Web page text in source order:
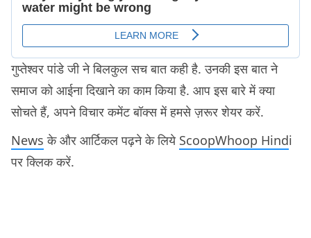
गुप्तेश्वर पांडे जी ने बिलकुल सच बात कही है. उनकी इस बात ने
समाज को आईना दिखाने का काम किया है. आप इस बारे में क्या
सोचते हैं, अपने विचार कमेंट बॉक्स में हमसे ज़रूर शेयर करें.
News के और आर्टिकल पढ़ने के लिये ScoopWhoop Hindi
पर क्लिक करें.